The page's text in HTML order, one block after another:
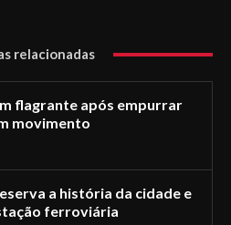
relacionadas
flagrante após empurrar
movimento
a história da cidade e
ferroviária